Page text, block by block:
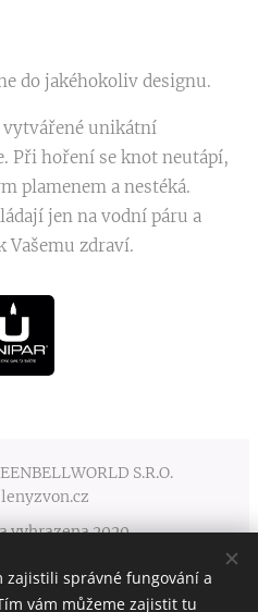
do jakéhokoliv designu.
vytvářené unikátní
Při hoření se knot neutápí,
plamenem a nestéká.
jen na vodní páru a
Vašemu zdraví.
S.R.O.
vyhrazena 2020
Cookies
zajistili správné fungování a
vám můžeme zajistit tu